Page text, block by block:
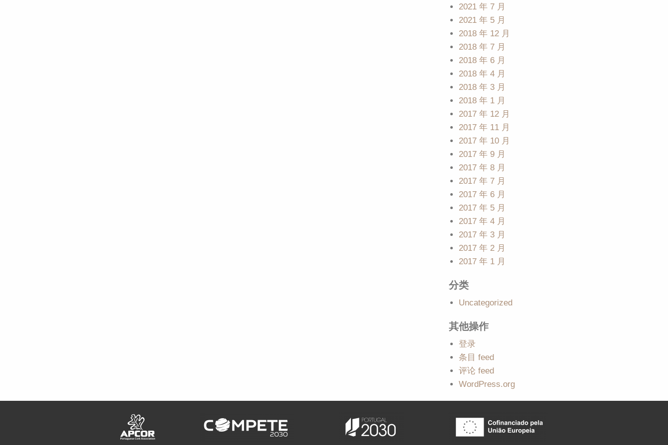
2021 年 7 月
2021 年 5 月
2018 年 12 月
2018 年 7 月
2018 年 6 月
2018 年 4 月
2018 年 3 月
2018 年 1 月
2017 年 12 月
2017 年 11 月
2017 年 10 月
2017 年 9 月
2017 年 8 月
2017 年 7 月
2017 年 6 月
2017 年 5 月
2017 年 4 月
2017 年 3 月
2017 年 2 月
2017 年 1 月
分类
Uncategorized
其他操作
登录
条目 feed
评论 feed
WordPress.org